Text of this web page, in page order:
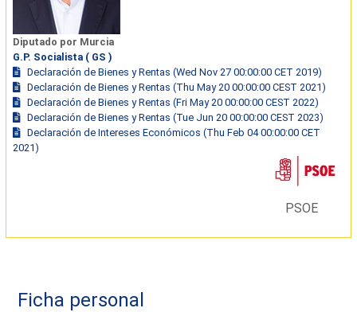
Diputado por Murcia
G.P. Socialista ( GS )
Declaración de Bienes y Rentas (Wed Nov 27 00:00:00 CET 2019)
Declaración de Bienes y Rentas (Thu May 20 00:00:00 CEST 2021)
Declaración de Bienes y Rentas (Fri May 20 00:00:00 CEST 2022)
Declaración de Bienes y Rentas (Tue Jun 20 00:00:00 CEST 2023)
Declaración de Intereses Económicos (Thu Feb 04 00:00:00 CET
2021)
PSOE
Ficha personal